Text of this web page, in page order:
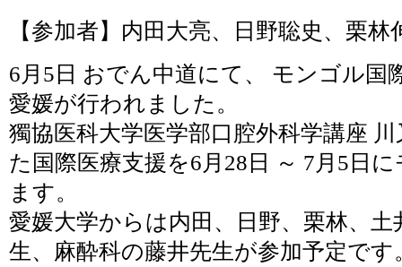
【参加者】内田大亮、日野聡史、栗林
6月5日 おでん中道にて、 モンゴル国
愛媛が行われました。
獨協医科大学医学部口腔外科学講座
た国際医療支援を6月28日 ～ 7月5日
ます。
愛媛大学からは内田、日野、栗林、土
生、麻酔科の藤井先生が参加予定です